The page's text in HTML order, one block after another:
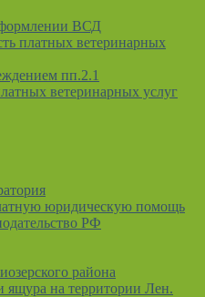
ВСД
платных ветеринарных
пп.2.1
ветеринарных услуг
юридическую помощь
РФ
района
ящура на территории Лен.